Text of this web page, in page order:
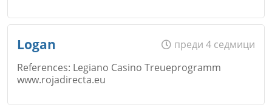
Email
Logan
преди 4 седмици
References: Legiano Casino Treueprogramm
www.rojadirecta.eu